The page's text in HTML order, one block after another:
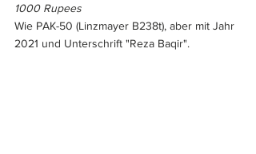
1000 Rupees
Wie PAK-50 (Linzmayer B238t), aber mit Jahr
2021 und Unterschrift "Reza Baqir".